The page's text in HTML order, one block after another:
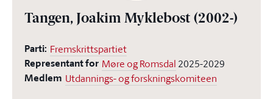
Tangen, Joakim Myklebost (2002-)
Parti: Fremskrittspartiet
Representant for Møre og Romsdal 2025-2029
Medlem Utdannings- og forskningskomiteen